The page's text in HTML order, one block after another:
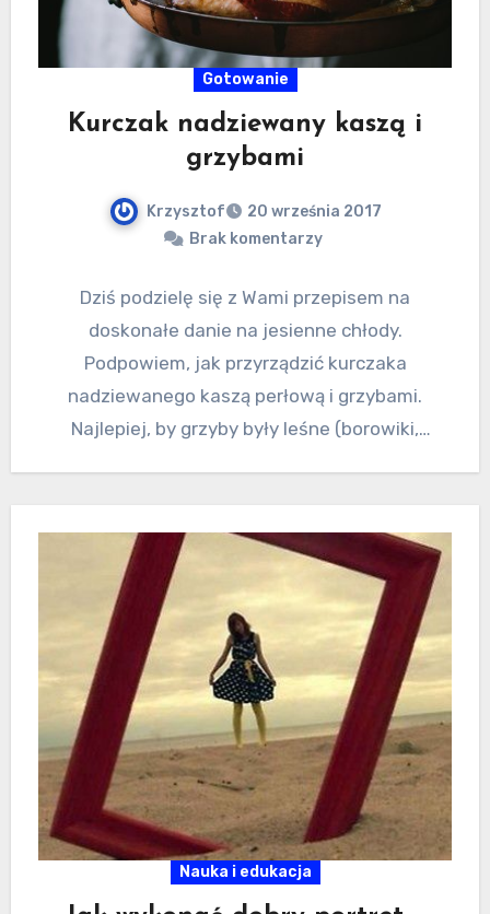
Gotowanie
Kurczak nadziewany kaszą i
grzybami
Krzysztof
20 września 2017
Brak komentarzy
Dziś podzielę się z Wami przepisem na
doskonałe danie na jesienne chłody.
Podpowiem, jak przyrządzić kurczaka
nadziewanego kaszą perłową i grzybami.
Najlepiej, by grzyby były leśne (borowiki,
Nauka i edukacja